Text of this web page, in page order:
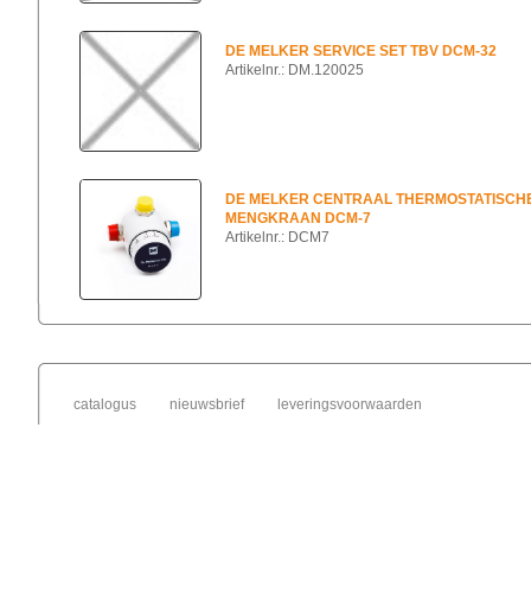
DE MELKER SERVICE SET TBV DCM-32
Artikelnr.: DM.120025
DE MELKER CENTRAAL
MENGKRAAN DCM-7
Artikelnr.: DCM7
catalogus nieuwsbrief leveringsvoorwaarden